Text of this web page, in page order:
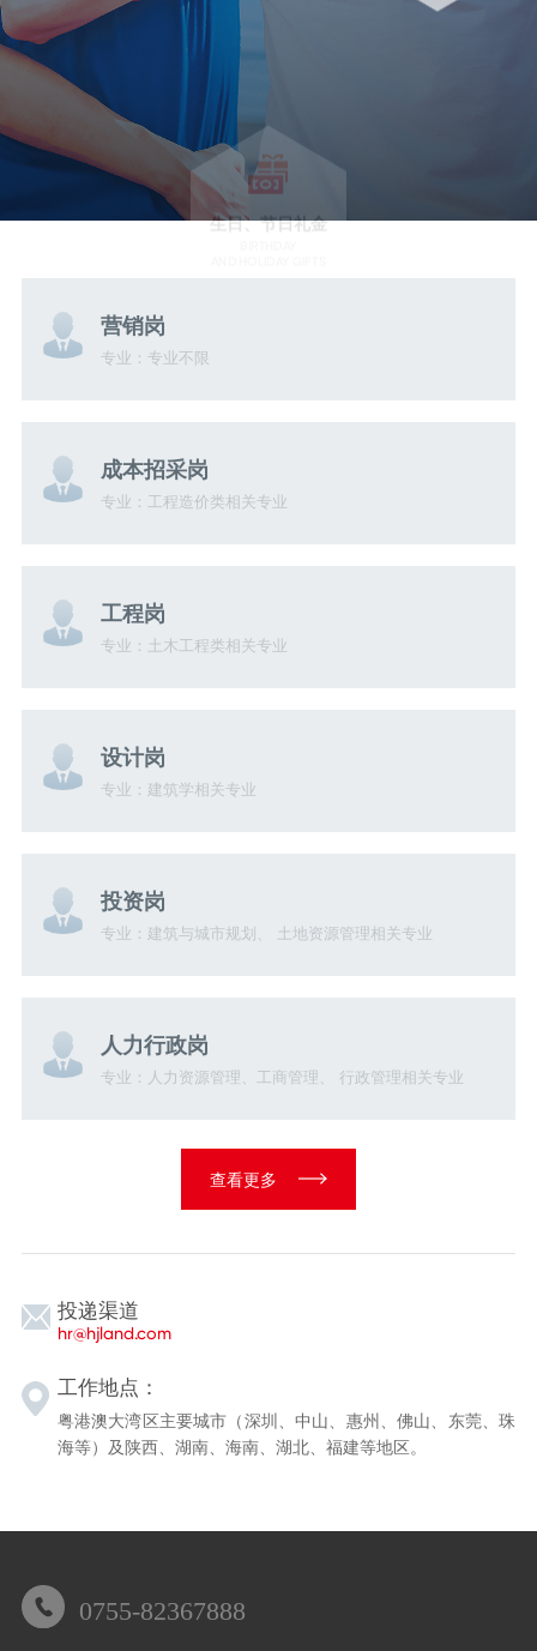
生日、节日礼金
AND HOLIDAY GIFTS
营销岗
专业：专业不限
成本招采岗
专业：工程造价类相关专业
工程岗
专业：土木工程类相关专业
设计岗
专业：建筑学相关专业
投资岗
专业：建筑与城市规划、 土地资源管理相关专业
人力行政岗
专业：人力资源管理、工商管理、 行政管理相关专业
查看更多
投递渠道
hr@hjland.com
工作地点：
粤港澳大湾区主要城市（深圳、中山、惠州、佛山、东莞、珠
海等）及陕西、湖南、海南、湖北、福建等地区。
0755-82367888